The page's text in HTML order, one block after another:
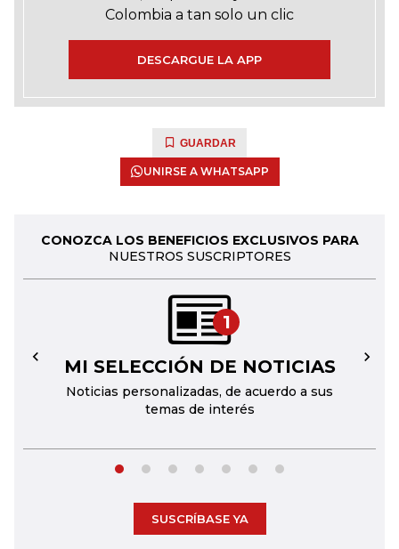
Colombia a tan solo un clic
DESCARGUE LA APP
GUARDAR
UNIRSE A WHATSAPP
CONOZCA LOS BENEFICIOS EXCLUSIVOS PARA
NUESTROS SUSCRIPTORES
1
MI SELECCIÓN DE NOTICIAS
Noticias personalizadas, de acuerdo a sus
temas de interés
← →
SUSCRÍBASE YA